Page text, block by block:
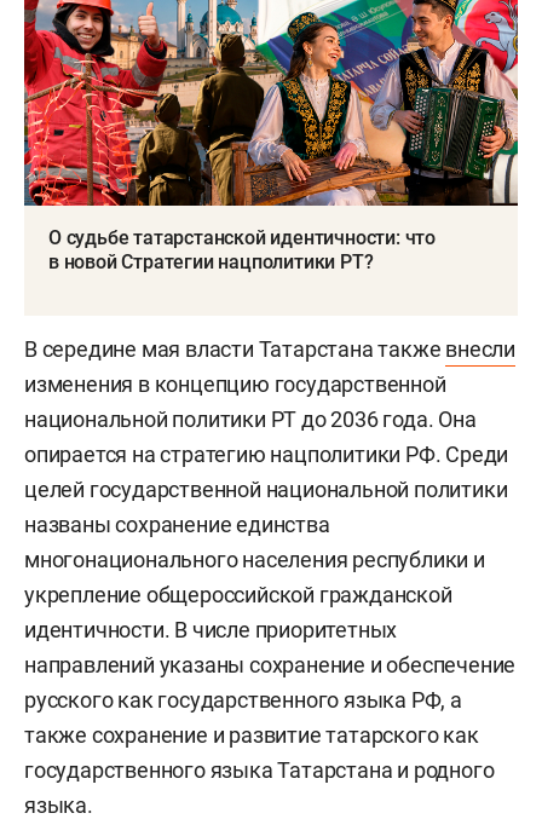
О судьбе татарстанской идентичности: что
в новой Стратегии нацполитики РТ?
В середине мая власти Татарстана также внесли
изменения в концепцию государственной
национальной политики РТ до 2036 года. Она
опирается на стратегию нацполитики РФ. Среди
целей государственной национальной политики
названы сохранение единства
многонационального населения республики и
укрепление общероссийской гражданской
идентичности. В числе приоритетных
направлений указаны сохранение и обеспечение
русского как государственного языка РФ, а
также сохранение и развитие татарского как
государственного языка Татарстана и родного
языка.